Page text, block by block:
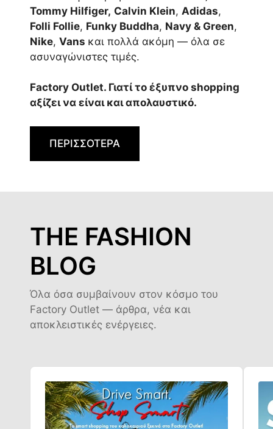
Tommy Hilfiger, Calvin Klein, Adidas,
Folli Follie, Funky Buddha, Navy & Green,
Nike, Vans και πολλά ακόμη — όλα σε
ασυναγώνιστες τιμές.
Factory Outlet. Γιατί το έξυπνο shopping
αξίζει να είναι και απολαυστικό.
ΠΕΡΙΣΣΟΤΕΡΑ
THE FASHION
BLOG
Όλα όσα συμβαίνουν στον κόσμο του
Factory Outlet — άρθρα, νέα και
αποκλειστικές ενέργειες.